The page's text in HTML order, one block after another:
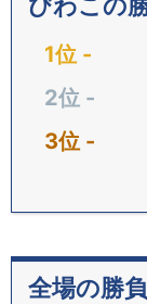
全場の勝